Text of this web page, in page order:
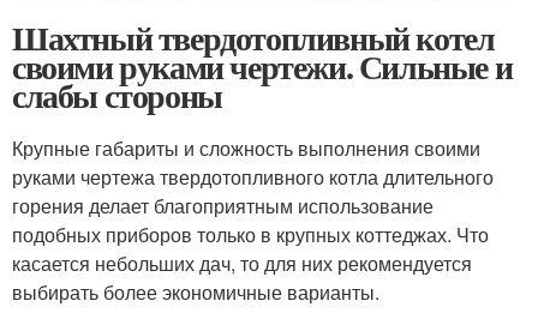
Шахтный твердотопливный котел
своими руками чертежи. Сильные и
слабы стороны
Крупные габариты и сложность выполнения своими
руками чертежа твердотопливного котла длительного
горения делает благоприятным использование
подобных приборов только в крупных коттеджах. Что
касается небольших дач, то для них рекомендуется
выбирать более экономичные варианты.